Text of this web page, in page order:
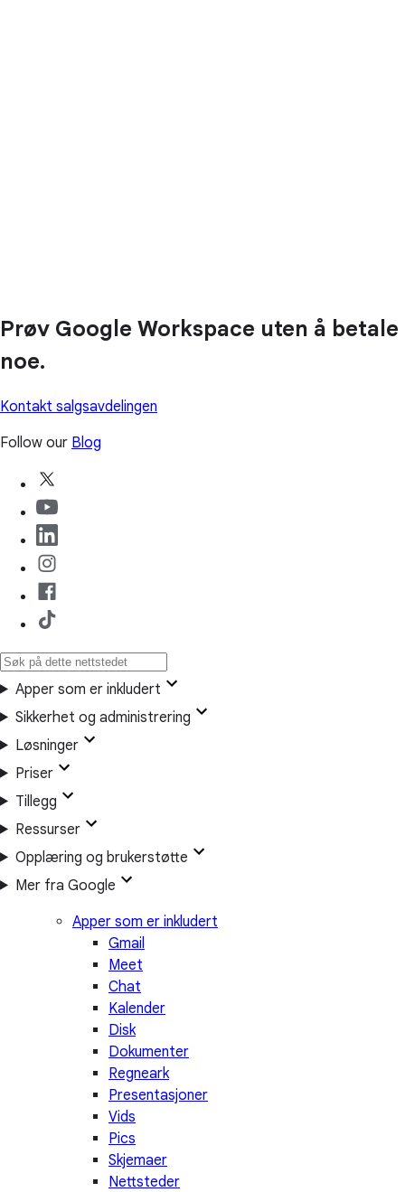
Prøv Google Workspace uten å betale
noe.
Kontakt salgsavdelingen
Follow our Blog
Apper som er inkludert
Sikkerhet og administrering
Løsninger
Priser
Tillegg
Ressurser
Opplæring og brukerstøtte
Mer fra Google
Apper som er inkludert
Gmail
Meet
Chat
Kalender
Disk
Dokumenter
Regneark
Presentasjoner
Vids
Pics
Skjemaer
Nettsteder